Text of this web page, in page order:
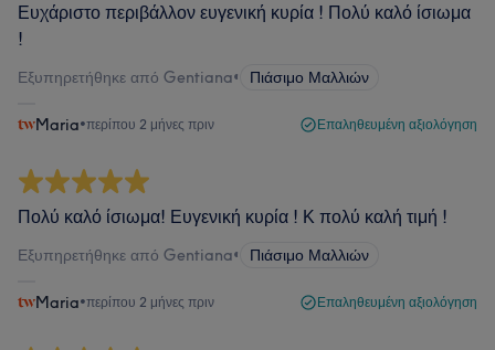
Ευχάριστο περιβάλλον ευγενική κυρία ! Πολύ καλό ίσιωμα
!
Εξυπηρετήθηκε από Gentiana• Πιάσιμο Μαλλιών
Maria•περίπου 2 μήνες πριν Επαληθευμένη αξιολόγηση
Πολύ καλό ίσιωμα! Ευγενική κυρία ! Κ πολύ καλή τιμή !
Εξυπηρετήθηκε από Gentiana• Πιάσιμο Μαλλιών
Maria•περίπου 2 μήνες πριν Επαληθευμένη αξιολόγηση